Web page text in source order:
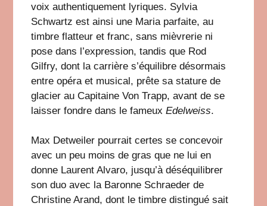
voix authentiquement lyriques. Sylvia
Schwartz est ainsi une Maria parfaite, au
timbre flatteur et franc, sans mièvrerie ni
pose dans l’expression, tandis que Rod
Gilfry, dont la carrière s’équilibre désormais
entre opéra et musical, prête sa stature de
glacier au Capitaine Von Trapp, avant de se
laisser fondre dans le fameuxEdelweiss.
Max Detweiler pourrait certes se concevoir
avec un peu moins de gras que ne lui en
donne Laurent Alvaro, jusqu’à déséquilibrer
son duo avec la Baronne Schraeder de
Christine Arand, dont le timbre distingué sait